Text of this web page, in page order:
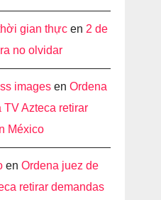
gian thựcen 2 de
no olvidar
imagesen Ordena
TV Azteca retirar
México
en Ordena juez de
retirar demandas